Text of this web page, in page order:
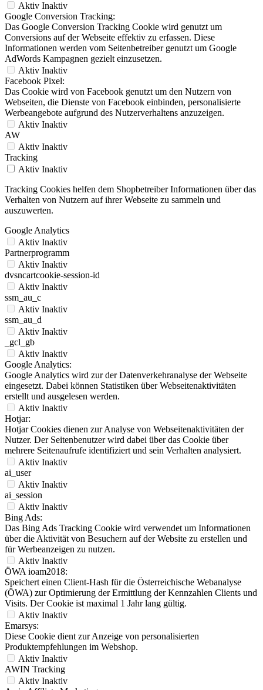
Aktiv Inaktiv
Google Conversion Tracking:
Das Google Conversion Tracking Cookie wird genutzt um
Conversions auf der Webseite effektiv zu erfassen. Diese
Informationen werden vom Seitenbetreiber genutzt um Google
AdWords Kampagnen gezielt einzusetzen.
Aktiv Inaktiv
Facebook Pixel:
Das Cookie wird von Facebook genutzt um den Nutzern von
Webseiten, die Dienste von Facebook einbinden, personalisierte
Werbeangebote aufgrund des Nutzerverhaltens anzuzeigen.
Aktiv Inaktiv
AW
Aktiv Inaktiv
Tracking
Aktiv Inaktiv
Tracking Cookies helfen dem Shopbetreiber Informationen über das
Verhalten von Nutzern auf ihrer Webseite zu sammeln und
auszuwerten.
Google Analytics
Aktiv Inaktiv
Partnerprogramm
Aktiv Inaktiv
dvsncartcookie-session-id
Aktiv Inaktiv
ssm_au_c
Aktiv Inaktiv
ssm_au_d
Aktiv Inaktiv
_gcl_gb
Aktiv Inaktiv
Google Analytics:
Google Analytics wird zur der Datenverkehranalyse der Webseite
eingesetzt. Dabei können Statistiken über Webseitenaktivitäten
erstellt und ausgelesen werden.
Aktiv Inaktiv
Hotjar:
Hotjar Cookies dienen zur Analyse von Webseitenaktivitäten der
Nutzer. Der Seitenbenutzer wird dabei über das Cookie über
mehrere Seitenaufrufe identifiziert und sein Verhalten analysiert.
Aktiv Inaktiv
ai_user
Aktiv Inaktiv
ai_session
Aktiv Inaktiv
Bing Ads:
Das Bing Ads Tracking Cookie wird verwendet um Informationen
über die Aktivität von Besuchern auf der Website zu erstellen und
für Werbeanzeigen zu nutzen.
Aktiv Inaktiv
ÖWA ioam2018:
Speichert einen Client-Hash für die Österreichische Webanalyse
(ÖWA) zur Optimierung der Ermittlung der Kennzahlen Clients und
Visits. Der Cookie ist maximal 1 Jahr lang gültig.
Aktiv Inaktiv
Emarsys:
Diese Cookie dient zur Anzeige von personalisierten
Produktempfehlungen im Webshop.
Aktiv Inaktiv
AWIN Tracking
Aktiv Inaktiv